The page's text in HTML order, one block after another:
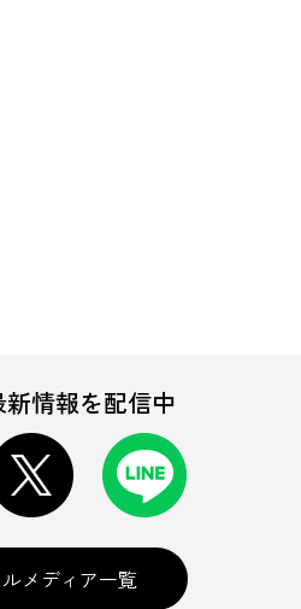
情報を配信中
メディア一覧